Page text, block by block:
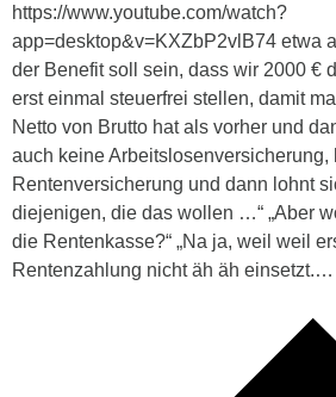
https://www.youtube.com/watch?
app=desktop&v=KXZbP2vlB74 etwa
der Benefit soll sein, dass wir 2000 €
erst einmal steuerfrei stellen, damit
Netto von Brutto hat als vorher und
auch keine Arbeitslosenversicherung,
Rentenversicherung und dann lohnt
diejenigen, die das wollen …“ „Aber
die Rentenkasse?“ „Na ja, weil weil
Rentenzahlung nicht äh äh einsetzt.…